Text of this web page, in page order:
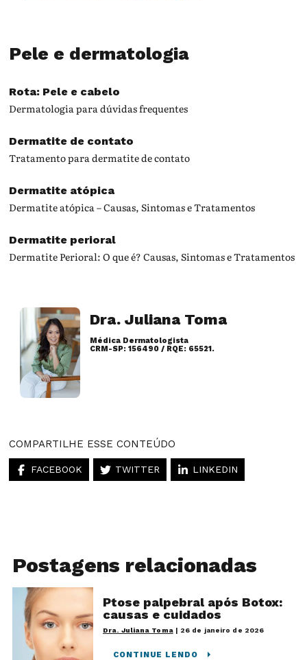
Pele e dermatologia
Rota: Pele e cabelo
Dermatologia para dúvidas frequentes
Dermatite de contato
Tratamento para dermatite de contato
Dermatite atópica
Dermatite atópica – Causas, Sintomas e Tratamentos
Dermatite perioral
Dermatite Perioral: O que é? Causas, Sintomas e Tratamentos
Dra. Juliana Toma
Médica Dermatologista
CRM-SP: 156490 / RQE: 65521.
COMPARTILHE ESSE CONTEÚDO
FACEBOOK TWITTER LINKEDIN
Postagens relacionadas
Ptose palpebral após Botox:
causas e cuidados
Dra. Juliana Toma| 26 de janeiro de 2026
CONTINUE LENDO